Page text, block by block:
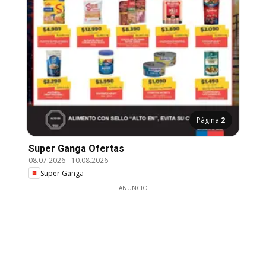
Página 2
Super Ganga Ofertas
08.07.2026- 10.08.2026
Super Ganga
ANUNCIO